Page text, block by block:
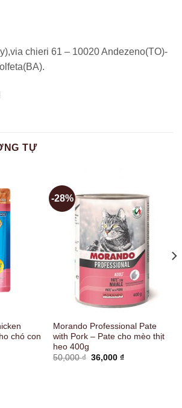
chieri 61 – 10020 Andezeno(TO)-
TỰ
chó con
-28%
Morando Professional Pate
with Pork – Pate cho mèo thịt
heo 400g
50,000₫ Giá
36,000 ₫Giá